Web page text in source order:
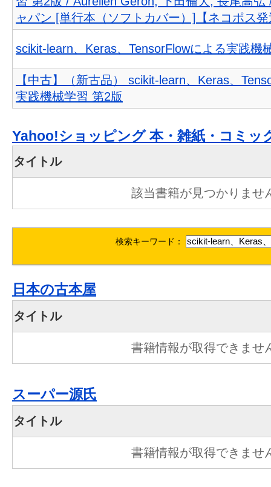
ャパン [単行本（ソフトカバー）]【ネコポス
scikit-learn、Keras、TensorFlowによる実践機
【中古】（新古品） scikit-learn、Keras、
実践機械学習 第2版
Yahoo!ショッピング 本・雑紙・コミッ
タイトル
該当書籍が見つかりませ
検索キーワード：
日本の古本屋
タイトル
書籍情報が取得できませ
スーパー源氏
タイトル
書籍情報が取得できませ